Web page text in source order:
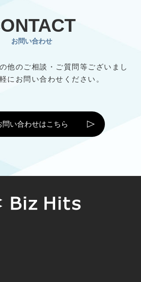
お問い合わせ
他のご相談・ご質問等ございまし
にお問い合わせください。
問い合わせはこちら